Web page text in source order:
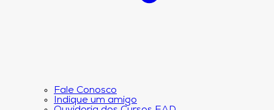
Fale Conosco
Indique um amigo